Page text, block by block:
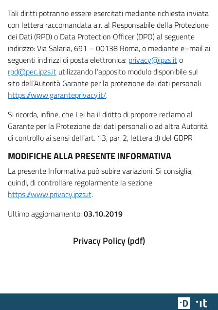
Tali diritti potranno essere esercitati mediante richiesta inviata
con lettera raccomandata a.r. al Responsabile della Protezione
dei Dati (RPD) o Data Protection Officer (DPO) al seguente
indirizzo: Via Salaria, 691 – 00138 Roma, o mediante e–mail ai
seguenti indirizzi di posta elettronica: privacy@ipzs.ito
rpd@pec.ipzs.it utilizzando l’apposito modulo disponibile sul
sito dell’Autorità Garante per la protezione dei dati personali
https://www.garanteprivacy.it/.
Si ricorda, infine, che Lei ha il diritto di proporre reclamo al
Garante per la Protezione dei dati personali o ad altra Autorità
di controllo ai sensi dell’art. 13, par. 2, lettera d) del GDPR
MODIFICHE ALLA PRESENTE INFORMATIVA
La presente Informativa può subire variazioni. Si consiglia,
quindi, di controllare regolarmente la sezione
https://www.privacy.ipzs.it.
Ultimo aggiornamento:03.10.2019
Privacy Policy (pdf)
Team